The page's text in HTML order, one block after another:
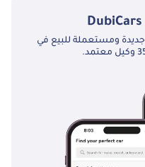
DubiCars
من 30،000 سيارة جديدة ومستعملة للبيع في